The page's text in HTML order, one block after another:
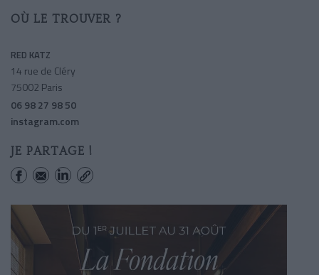
OÙ LE TROUVER ?
RED KATZ
14 rue de Cléry
75002 Paris
06 98 27 98 50
instagram.com
JE PARTAGE !